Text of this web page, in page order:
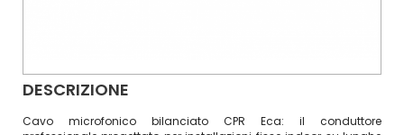
DESCRIZIONE
Cavo microfonico bilanciato CPR Eca: il conduttore